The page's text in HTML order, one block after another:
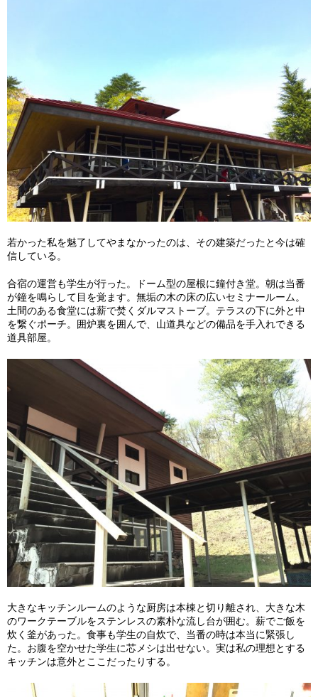
若かった私を魅了してやまなかったのは、その建築だったと今は確
信している。
合宿の運営も学生が行った。ドーム型の屋根に鐘付き堂。朝は当番
が鐘を鳴らして目を覚ます。無垢の木の床の広いセミナールーム。
土間のある食堂には薪で焚くダルマストーブ。テラスの下に外と中
を繋ぐポーチ。囲炉裏を囲んで、山道具などの備品を手入れできる
道具部屋。
大きなキッチンルームのような厨房は本棟と切り離され、大きな木
のワークテーブルをステンレスの素朴な流し台が囲む。薪でご飯を
炊く釜があった。食事も学生の自炊で、当番の時は本当に緊張し
た。お腹を空かせた学生に芯メシは出せない。実は私の理想とする
キッチンは意外とここだったりする。